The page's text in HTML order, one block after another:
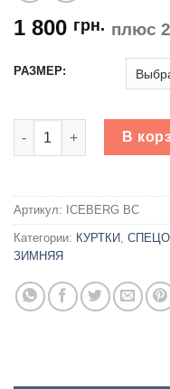
1 800 грн. плюс
РАЗМЕР:
Количество товара
В
Артикул: ICEBERG BC
Категории: КУРТКИ,
ЗИМНЯЯ